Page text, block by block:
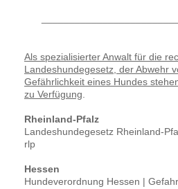
Als spezialisierter Anwalt für die
Landeshundegesetz, der Abwehr
Gefährlichkeit eines Hundes
zu Verfügung.
Rheinland-Pfalz
Landeshundegesetz Rheinland-
rlp
Hessen
Hundeverordnung Hessen |